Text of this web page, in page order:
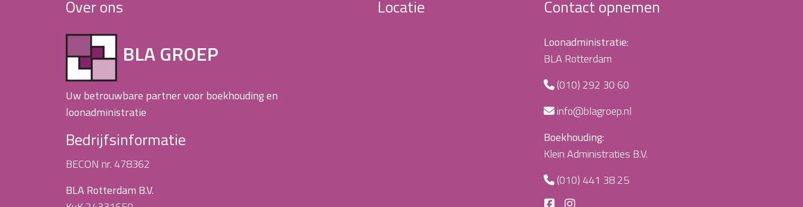
Over ons
BLA GROEP
Uw betrouwbare partner voor boekhouding en
loonadministratie
Bedrijfsinformatie
BECON nr. 478362
BLA Rotterdam B.V.
Locatie Contact opnemen
Loonadministratie:
BLA Rotterdam
(010) 292 30 60
info@blagroep.nl
Boekhouding:
Klein Administraties B.V.
(010) 441 38 25